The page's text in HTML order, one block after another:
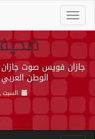
جازان فويس صوت جازان
الوطن
السبت , 24 صفر